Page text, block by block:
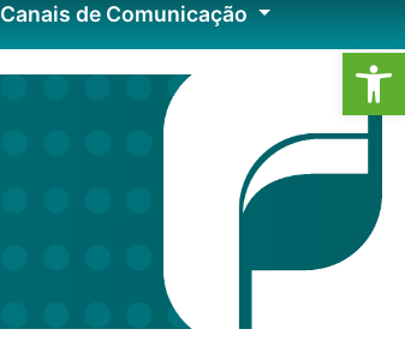
Canais de Comunicação